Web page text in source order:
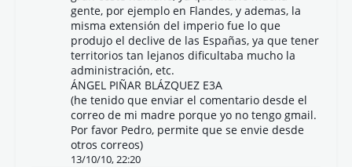
gente, por ejemplo en Flandes, y ademas, la
misma extensión del imperio fue lo que
produjo el declive de las Españas, ya que tener
territorios tan lejanos dificultaba mucho la
administración, etc.
ÁNGEL PIÑAR BLÁZQUEZ E3A
(he tenido que enviar el comentario desde el
correo de mi madre porque yo no tengo gmail.
Por favor Pedro, permite que se envie desde
otros correos)
13/10/10, 22:20